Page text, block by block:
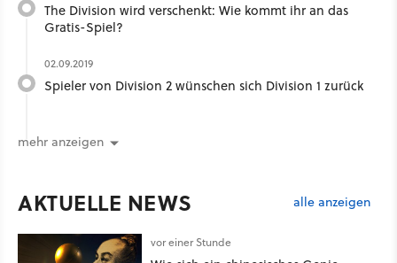
The Division wird verschenkt: Wie kommt ihr an das
Gratis-Spiel?
02.09.2019
Spieler von Division 2 wünschen sich Division 1 zurück
mehr anzeigen
AKTUELLE NEWS alle anzeigen
vor einer Stunde